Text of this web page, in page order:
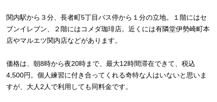
関内駅から３分、長者町5丁目バス停から１分の立地。１階にはセ
ブンイレブン、２階にはコメダ珈琲店。近くには有隣堂伊勢崎町本
店やマルエツ関内店などがあります。
価格は、朝8時から夜20時まで、最大12時間滞在できて、税込
4,500円。個人練習に付き合ってくれる奇特な人はいないと思いま
すが、大人2人で利用しても同料金です。